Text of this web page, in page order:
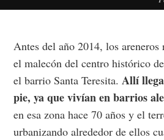
Antes del año 2014, los areneros
el malecón del centro histórico
el barrio Santa Teresita. Allí
pie, ya que vivían en barrios
en esa zona hace 70 años y el
urbanizando alrededor de ellos